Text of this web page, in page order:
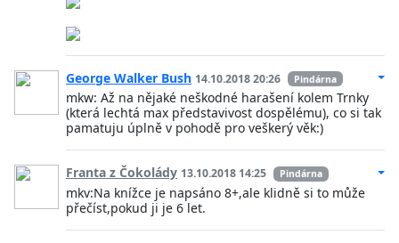
George Walker Bush 14.10.2018 20:26 Pindárna
mkw: Až na nějaké neškodné harašení kolem Trnky
(která lechtá max představivost dospělému), co si tak
pamatuju úplně v pohodě pro veškerý věk:)
Franta z Čokolády 13.10.2018 14:25 Pindárna
mkv:Na knížce je napsáno 8+,ale klidně si to může
přečíst,pokud ji je 6 let.